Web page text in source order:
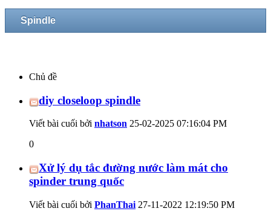
Spindle
Chủ đề
diy closeloop spindle
Viết bài cuối bởi nhatson 25-02-2025 07:16:04 PM
0
Xử lý dụ tắc đường nước làm mát cho
spinder trung quốc
Viết bài cuối bởi PhanThai 27-11-2022 12:19:50 PM